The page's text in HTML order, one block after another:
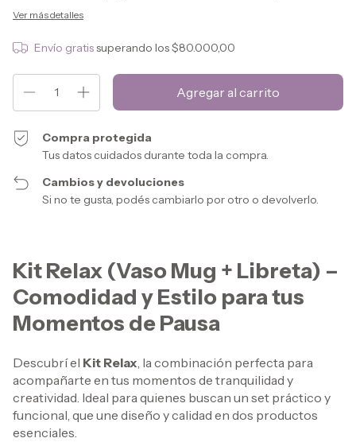
Ver más detalles
Envío gratissuperando los$80.000,00
Compra protegida
Tus datos cuidados durante toda la compra.
Cambios y devoluciones
Si no te gusta, podés cambiarlo por otro o devolverlo.
Kit Relax (Vaso Mug + Libreta) –
Comodidad y Estilo para tus
Momentos de Pausa
Descubrí el Kit Relax, la combinación perfecta para
acompañarte en tus momentos de tranquilidad y
creatividad. Ideal para quienes buscan un set práctico y
funcional, que une diseño y calidad en dos productos
esenciales.